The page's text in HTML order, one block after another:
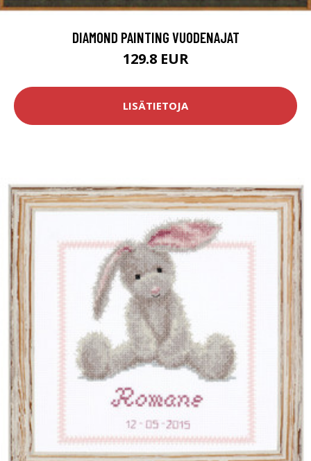
DIAMOND PAINTING VUODENAJAT
129.8 EUR
LISÄTIETOJA